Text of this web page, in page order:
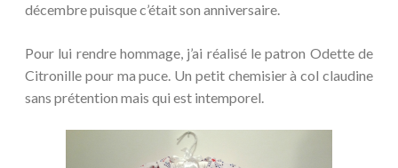
décembre puisque c’était son anniversaire.
Pour lui rendre hommage, j’ai réalisé le patron Odette de
Citronille pour ma puce. Un petit chemisier à col claudine
sans prétention mais qui est intemporel.